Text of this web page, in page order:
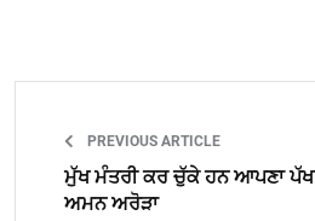
PREVIOUS ARTICLE
ਮੁੱਖ ਮੰਤਰੀ ਕਰ ਚੁੱਕੇ ਹਨ ਆਪਣਾ ਪੱਖ
ਅਮਨ ਅਰੋੜਾ